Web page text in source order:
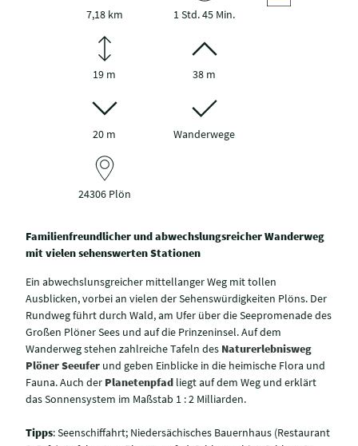
7,18 km 1 Std. 45 Min.
19 m 38 m
20 m Wanderwege
24306 Plön
Familienfreundlicher und abwechslungsreicher Wanderweg
mit vielen sehenswerten Stationen
Ein abwechslunsgreicher mittellanger Weg mit tollen
Ausblicken, vorbei an vielen der Sehenswürdigkeiten Plöns. Der
Rundweg führt durch Wald, am Ufer über die Seepromenade des
Großen Plöner Sees und auf die Prinzeninsel. Auf dem
Wanderweg stehen zahlreiche Tafeln des Naturerlebnisweg
Plöner Seeufer und geben Einblicke in die heimische Flora und
Fauna. Auch der Planetenpfad liegt auf dem Weg und erklärt
das Sonnensystem im Maßstab 1 : 2 Milliarden.
Tipps: Seenschiffahrt; Niedersächisches Bauernhaus (Restaurant